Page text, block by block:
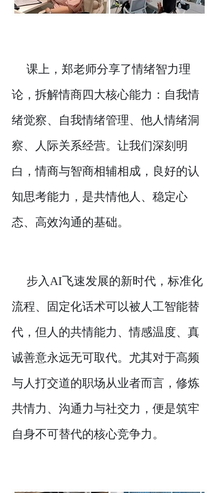
课上，郑老师分享了情绪智力理
论，拆解情商四大核心能力：自我情
绪觉察、自我情绪管理、他人情绪洞
察、人际关系经营。让我们深刻明
白，情商与智商相辅相成，良好的认
知思考能力，是共情他人、稳定心
态、高效沟通的基础。
步入AI飞速发展的新时代，标准化
流程、固定化话术可以被人工智能替
代，但人的共情能力、情感温度、真
诚善意永远无可取代。尤其对于高频
与人打交道的职场从业者而言，修炼
共情力、沟通力与社交力，便是筑牢
自身不可替代的核心竞争力。